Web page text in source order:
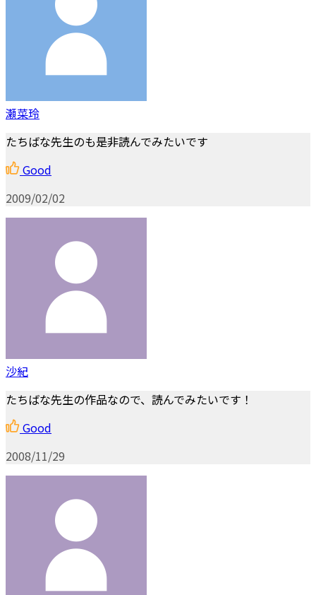
瀬菜玲
たちばな先生のも是非読んでみたいです
Good
2009/02/02
沙紀
たちばな先生の作品なので、読んでみたいです！
Good
2008/11/29